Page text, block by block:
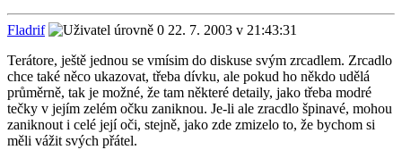
Fladrif
22. 7. 2003 v 21:43:31
Terátore, ještě jednou se vmísim do diskuse svým zrcadlem. Zrcadlo
chce také něco ukazovat, třeba dívku, ale pokud ho někdo udělá
průměrně, tak je možné, že tam některé detaily, jako třeba modré
tečky v jejím zelém očku zaniknou. Je-li ale zracdlo špinavé, mohou
zaniknout i celé její oči, stejně, jako zde zmizelo to, že bychom si
měli vážit svých přátel.